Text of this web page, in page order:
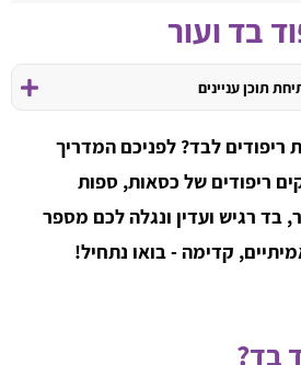
בד ועור
תוכן עניינים
ריפודים לבד? לפניכם המדריך
ריפודים של כסאות, ספות
בד רגיש ועדין ונגלה לכם מספר
קדימה - בואו נתחיל!
בד?